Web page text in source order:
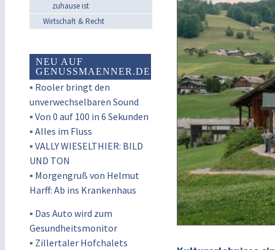
zuhause ist
Wirtschaft & Recht
NEU AUF
GENUSSMAENNER.DE
▪ Rooler bringt den
unverwechselbaren Sound
▪ Von 0 auf 100 in 6 Sekunden
▪ Alles im Fluss
▪ VALLY WIESELTHIER: BILD
UND TON
▪ Morgengruß von Helmut
Harff: Ab ins Krankenhaus
▪ Das Auto wird zum
Gesundheitsmonitor
▪ Zillertaler Hofchalets